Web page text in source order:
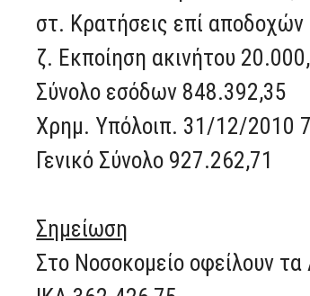
στ. Κρατήσεις επί
ζ. Εκποίηση ακινήτου
Σύνολο εσόδων 848.392,35
Χρημ. Υπόλοιπ. 31/12/2010
Γενικό Σύνολο 927.262,71
Σημείωση
Στο Νοσοκομείο οφείλουν